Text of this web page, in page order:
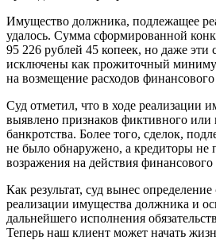
Имущество должника, подлежащее
удалось. Сумма сформированной
95 226 рублей 45 копеек, но даже эти
исключены как прожиточный
на возмещение расходов
Суд отметил, что в ходе реализации
выявлено признаков фиктивного или
банкротства. Более того, сделок,
не было обнаружено, а кредиторы не
возражения на действия
Как результат, суд вынес
реализации имущества должника и
дальнейшего исполнения
Теперь наш клиент может начать